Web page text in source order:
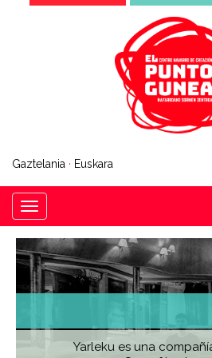
Gaztelania · Euskara
Menú
Yarleku es una